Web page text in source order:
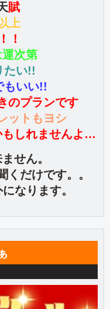
賦
上
！
次第
たい!!
もいい!!
のプランです
ットもヨシ
もしれませんよ…
せん。
だけです。。
なります。